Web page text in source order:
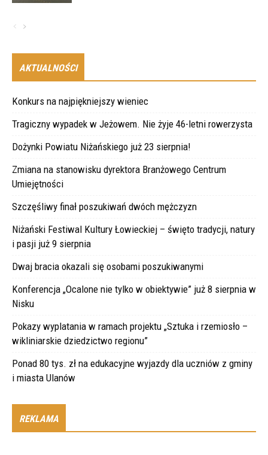
AKTUALNOŚCI
Konkurs na najpiękniejszy wieniec
Tragiczny wypadek w Jeżowem. Nie żyje 46-letni rowerzysta
Dożynki Powiatu Niżańskiego już 23 sierpnia!
Zmiana na stanowisku dyrektora Branżowego Centrum
Umiejętności
Szczęśliwy finał poszukiwań dwóch mężczyzn
Niżański Festiwal Kultury Łowieckiej – święto tradycji, natury
i pasji już 9 sierpnia
Dwaj bracia okazali się osobami poszukiwanymi
Konferencja „Ocalone nie tylko w obiektywie” już 8 sierpnia w
Nisku
Pokazy wyplatania w ramach projektu „Sztuka i rzemiosło –
wikliniarskie dziedzictwo regionu”
Ponad 80 tys. zł na edukacyjne wyjazdy dla uczniów z gminy
i miasta Ulanów
REKLAMA